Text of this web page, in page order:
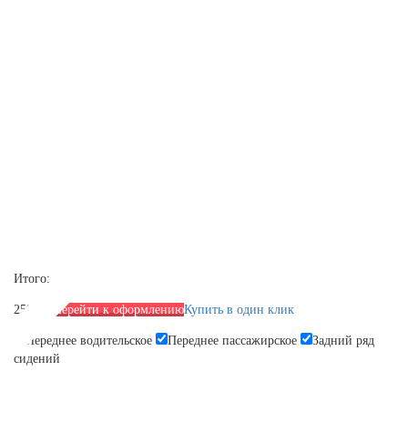
Итого:
2590 р. Перейти к оформлениюКупить в один клик
Переднее водительское Переднее пассажирское
Задний ряд
сидений